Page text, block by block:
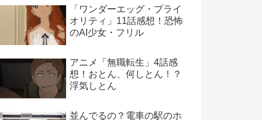
「ワンダーエッグ・プライ
オリティ」11話感想！恐怖
のAI少女・フリル
アニメ「無職転生」4話感
想！おとん、何しとん！？
浮気しとん
並んでるの？電車の駅のホ